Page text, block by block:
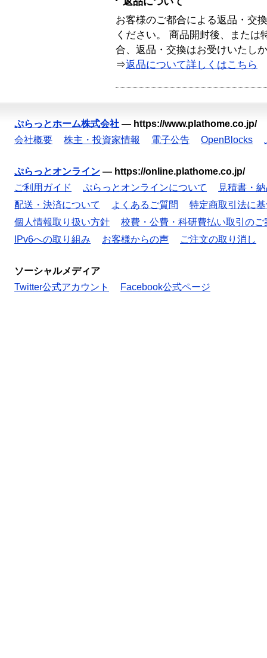
お客様のご都合による返品・交
ください。 商品開封後、または
合、返品・交換はお受けいたし
⇒返品について詳しくはこちら
ぷらっとホーム株式会社 — https://www.plathome.co.jp/
会社概要
株主・投資家情報 電子公告 OpenBlocks
ぷらっとオンライン — https://online.plathome.co.jp/
ご利用ガイド
ぷらっとオンラインについて
見積書・
配送・決済について
よくあるご質問
特定商取引法に
個人情報取り扱い方針
校費・公費・科研費払い取引のご
IPv6への取り組み
お客様からの声 ご注文の取り消し
ソーシャルメディア
Twitter公式アカウント
Facebook公式ページ